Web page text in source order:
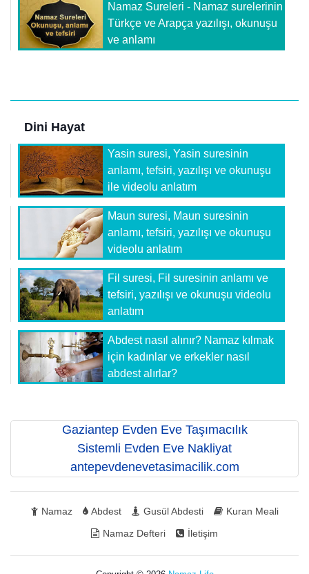
Namaz Sureleri - Namaz surelerinin
Türkçe ve Arapça yazılışı, okunuşu
ve anlamı
Dini Hayat
Yasin suresi, Yasin suresinin
anlamı, tefsiri, yazılışı ve okunuşu
ile videolu anlatım
Maun suresi, Maun suresinin
anlamı, tefsiri, yazılışı ve okunuşu
videolu anlatım
Fil suresi, Fil suresinin anlamı ve
tefsiri, yazılışı ve okunuşu videolu
anlatım
Abdest nasıl alınır? Namaz kılmak
için kadınlar ve erkekler nasıl
abdest alırlar?
Gaziantep Evden Eve Taşımacılık
Sistemli Evden Eve Nakliyat
antepevdenevetasimacilik.com
Namaz Abdest Gusül Abdesti
Kuran Meali
Namaz Defteri
İletişim